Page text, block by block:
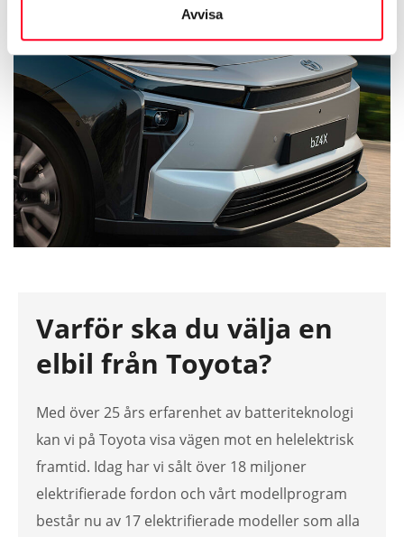
Avvisa
Varför ska du välja en
elbil från Toyota?
Med över 25 års erfarenhet av batteriteknologi
kan vi på Toyota visa vägen mot en helelektrisk
framtid. Idag har vi sålt över 18 miljoner
elektrifierade fordon och vårt modellprogram
består nu av 17 elektrifierade modeller som alla